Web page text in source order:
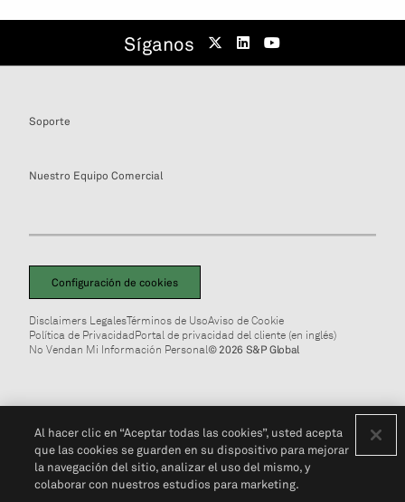
Síganos
Soporte
Nuestro Equipo Comercial
Configuración de cookies
Disclaimers LegalesTérminos de UsoAviso de Cookie
Política de PrivacidadPortal de privacidad del cliente (en inglés)
No Vendan Mi Información Personal© 2026 S&P Global
Al hacer clic en “Aceptar todas las cookies”, usted acepta
que las cookies se guarden en su dispositivo para mejorar
la navegación del sitio, analizar el uso del mismo, y
colaborar con nuestros estudios para marketing.